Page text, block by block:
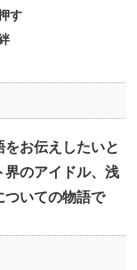
す
お伝えしたいと
界のアイドル、浅
ついての物語で